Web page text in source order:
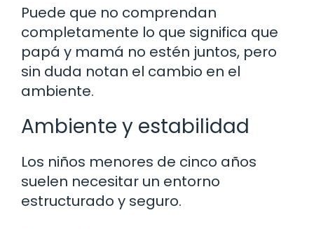
Puede que no comprendan
completamente lo que significa que
papá y mamá no estén juntos, pero
sin duda notan el cambio en el
ambiente.
Ambiente y estabilidad
Los niños menores de cinco años
suelen necesitar un entorno
estructurado y seguro.